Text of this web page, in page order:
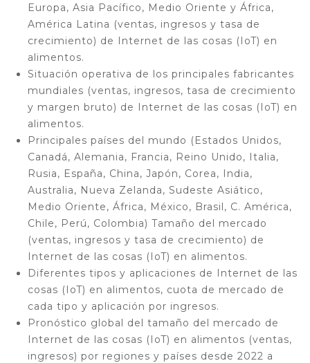
Europa, Asia Pacífico, Medio Oriente y África,
América Latina (ventas, ingresos y tasa de
crecimiento) de Internet de las cosas (IoT) en
alimentos.
Situación operativa de los principales fabricantes
mundiales (ventas, ingresos, tasa de crecimiento
y margen bruto) de Internet de las cosas (IoT) en
alimentos.
Principales países del mundo (Estados Unidos,
Canadá, Alemania, Francia, Reino Unido, Italia,
Rusia, España, China, Japón, Corea, India,
Australia, Nueva Zelanda, Sudeste Asiático,
Medio Oriente, África, México, Brasil, C. América,
Chile, Perú, Colombia) Tamaño del mercado
(ventas, ingresos y tasa de crecimiento) de
Internet de las cosas (IoT) en alimentos.
Diferentes tipos y aplicaciones de Internet de las
cosas (IoT) en alimentos, cuota de mercado de
cada tipo y aplicación por ingresos.
Pronóstico global del tamaño del mercado de
Internet de las cosas (IoT) en alimentos (ventas,
ingresos) por regiones y países desde 2022 a